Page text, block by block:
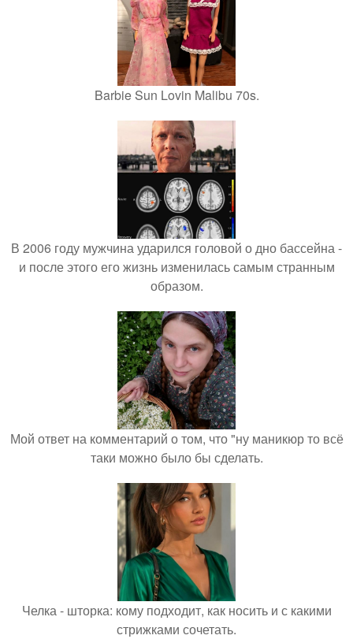
Barbie Sun Lovin Malibu 70s.
В 2006 году мужчина ударился головой о дно бассейна -
и после этого его жизнь изменилась самым странным
образом.
Мой ответ на комментарий о том, что "ну маникюр то всё
таки можно было бы сделать.
Челка - шторка: кому подходит, как носить и с какими
стрижками сочетать.